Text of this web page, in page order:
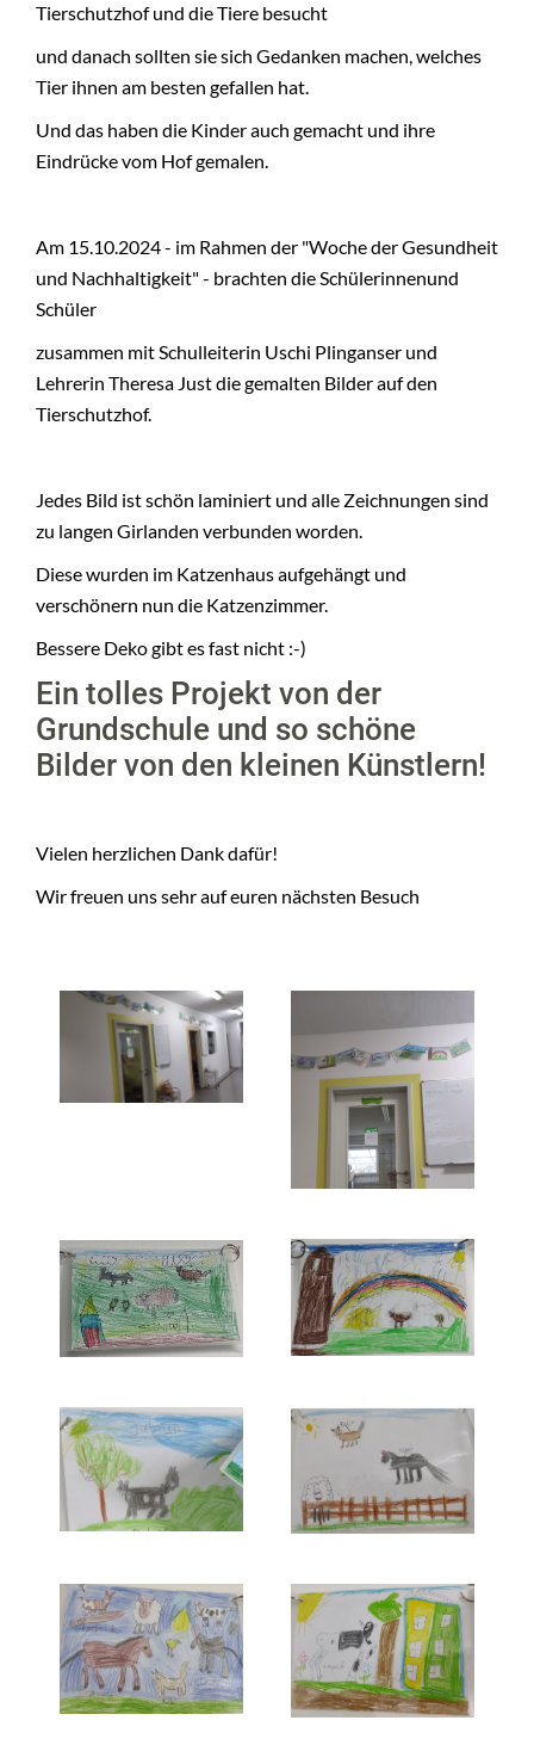
Tierschutzhof und die Tiere besucht
und danach sollten sie sich Gedanken machen, welches
Tier ihnen am besten gefallen hat.
Und das haben die Kinder auch gemacht und ihre
Eindrücke vom Hof gemalen.
Am 15.10.2024 - im Rahmen der "Woche der Gesundheit
und Nachhaltigkeit" - brachten die Schülerinnenund
Schüler
zusammen mit Schulleiterin Uschi Plinganser und
Lehrerin Theresa Just die gemalten Bilder auf den
Tierschutzhof.
Jedes Bild ist schön laminiert und alle Zeichnungen sind
zu langen Girlanden verbunden worden.
Diese wurden im Katzenhaus aufgehängt und
verschönern nun die Katzenzimmer.
Bessere Deko gibt es fast nicht :-)
Ein tolles Projekt von der
Grundschule und so schöne
Bilder von den kleinen Künstlern!
Vielen herzlichen Dank dafür!
Wir freuen uns sehr auf euren nächsten Besuch